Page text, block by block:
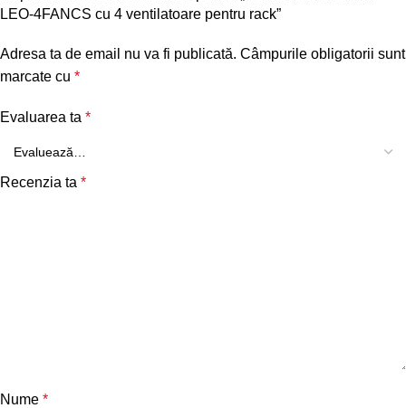
LEO-4FANCS cu 4 ventilatoare pentru rack”
Adresa ta de email nu va fi publicată. Câmpurile obligatorii sunt
marcate cu *
Evaluarea ta *
Recenzia ta *
Nume *